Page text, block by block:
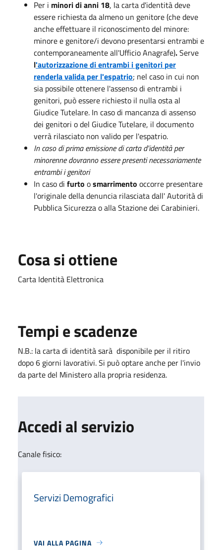
Per i minori di anni 18, la carta d'identità deve
essere richiesta da almeno un genitore (che deve
anche effettuare il riconoscimento del minore:
minore e genitore/i devono presentarsi entrambi e
contemporaneamente all'Ufficio Anagrafe).Serve
l'autorizzazione di entrambi i genitori per
renderla valida per l'espatrio; nel caso in cui non
sia possibile ottenere l'assenso di entrambi i
genitori, può essere richiesto il nulla osta al
Giudice Tutelare. In caso di mancanza di assenso
dei genitori o del Giudice Tutelare, il documento
verrà rilasciato non valido per l'espatrio.
In caso di prima emissione di carta d'identità per
minorenne dovranno essere presenti necessariamente
entrambi i genitori
In caso di furto osmarrimento occorre presentare
l'originale della denuncia rilasciata dall' Autorità di
Pubblica Sicurezza o alla Stazione dei Carabinieri.
Cosa si ottiene
Carta Identità Elettronica
Tempi e scadenze
N.B.: la carta di identità sarà disponibile per il ritiro
dopo 6 giorni lavorativi. Si può optare anche per l'invio
da parte del Ministero alla propria residenza.
Accedi al servizio
Canale fisico:
Servizi Demografici
VAI ALLA PAGINA